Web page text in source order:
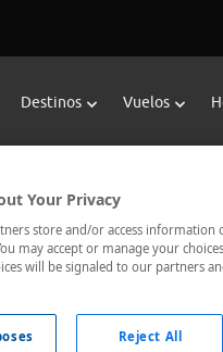
Destinos Vuelos
de Viajes Carrefour te
el hotel que
*
Your Privacy
store and/or access information
may accept or manage your
will be signaled to our partners
Reject All